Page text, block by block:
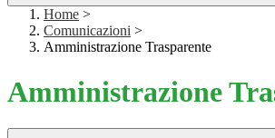
Home >
Comunicazioni >
Amministrazione Trasparente
Amministrazione